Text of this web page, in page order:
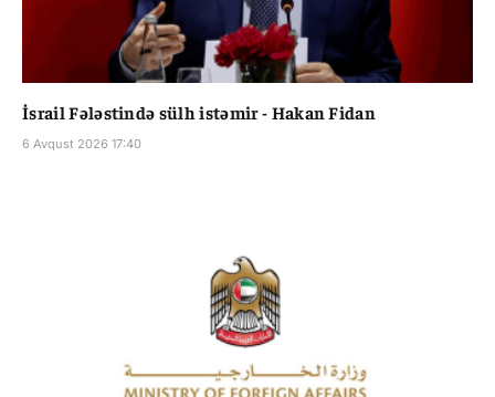
İsrail Fələstində sülh istəmir - Hakan Fidan
6 Avqust 2026 17:40